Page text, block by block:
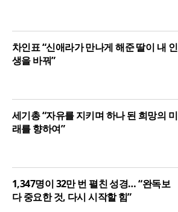
차인표 “신애라가 만나게 해준 딸이 내 인
생을 바꿔”
세기총 “자유를 지키며 하나 된 희망의 미
래를 향하여”
1,347명이 32만 번 펼친 성경… “완독보
다 중요한 것, 다시 시작할 힘”